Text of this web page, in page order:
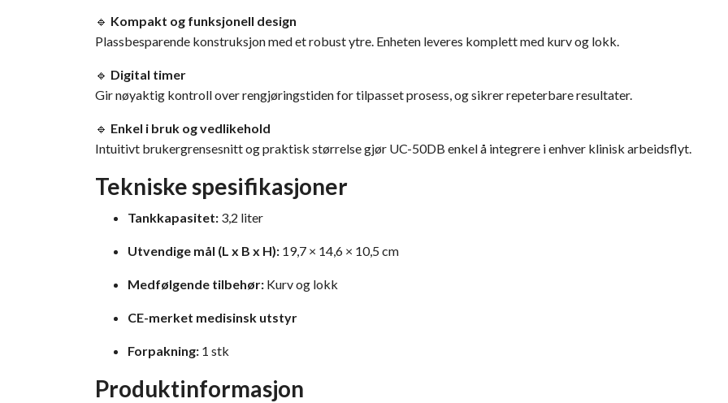
🔹 Kompakt og funksjonell design
Plassbesparende konstruksjon med et robust ytre. Enheten leveres komplett med kurv og lokk.
🔹 Digital timer
Gir nøyaktig kontroll over rengjøringstiden for tilpasset prosess, og sikrer repeterbare resultater.
🔹 Enkel i bruk og vedlikehold
Intuitivt brukergrensesnitt og praktisk størrelse gjør UC-50DB enkel å integrere i enhver klinisk arbeidsflyt.
Tekniske spesifikasjoner
Tankkapasitet: 3,2 liter
Utvendige mål (L x B x H): 19,7 × 14,6 × 10,5 cm
Medfølgende tilbehør: Kurv og lokk
CE-merket medisinsk utstyr
Forpakning: 1 stk
Produktinformasjon